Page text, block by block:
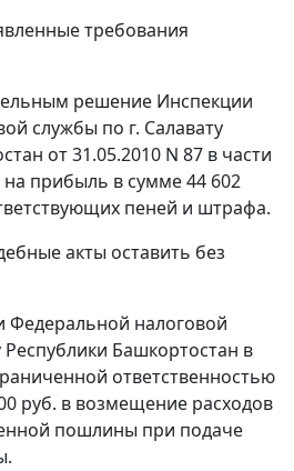
требования
решение Инспекции
службы по г. Салавату
от 31.05.2010 N 87 в части
прибыль в сумме 44 602
пеней и штрафа.
акты оставить без
Федеральной налоговой
Республики Башкортостан в
ответственностью
руб. в возмещение расходов
пошлины при подаче